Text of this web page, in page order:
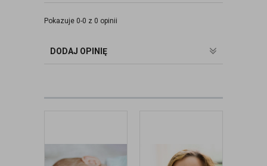
optometrysta pracujący w gabinecie.
badania wad refrakcji, dobierając
Pokazuje 0-0 z 0 opinii
DODAJ OPINIĘ